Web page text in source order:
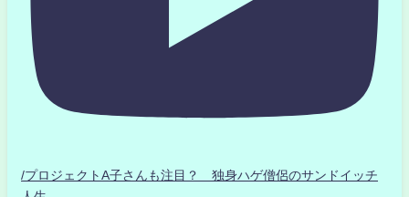
/プロジェクトA子さんも注目？ 独身ハゲ僧侶のサンドイッチ